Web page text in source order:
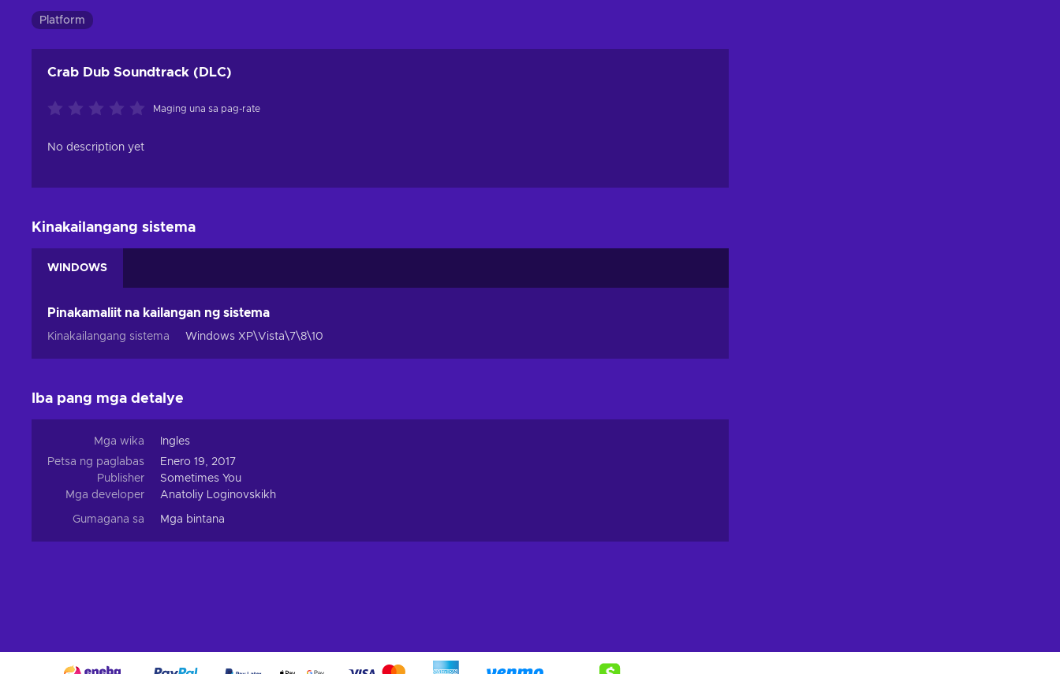
Platform
Crab Dub Soundtrack (DLC)
Maging una sa pag-rate
No description yet
Kinakailangang sistema
WINDOWS
Pinakamaliit na kailangan ng sistema
Kinakailangang sistema Windows XP\Vista\7\8\10
Iba pang mga detalye
Mga wika
Ingles
Petsa ng paglabas
Enero 19, 2017
Publisher
Sometimes You
Mga developer
Anatoliy Loginovskikh
Gumagana sa Mga bintana